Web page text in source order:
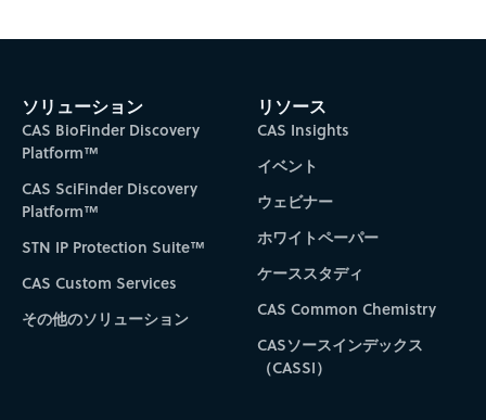
ソリューション
CAS BioFinder Discovery
Platform™
CAS SciFinder Discovery
Platform™
STN IP Protection Suite™
CAS Custom Services
その他のソリューション
リソース
CAS Insights
イベント
ウェビナー
ホワイトペーパー
ケーススタディ
CAS Common Chemistry
CASソースインデックス
（CASSI）